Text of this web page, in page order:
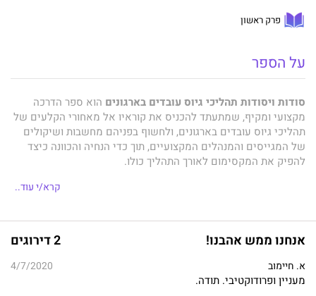
פרק ראשון
על הספר
סודות ויסודות תהליכי גיוס עובדים בארגונים הוא ספר הדרכה
מקצועי ומקיף, שמתעתד להכניס את קוראיו אל מאחורי הקלעים של
תהליכי גיוס עובדים בארגונים, ולחשוף בפניהם מחשבות ושיקולים
של המגייסים והמנהלים המקצועיים, תוך כדי הנחיה והכוונה כיצד
להפיק את המקסימום לאורך התהליך כולו.
ההתבוננות המעמיקה אל תוך ליבת העשייה תעניק לקוראי הספר
מבדקים ומרכזי ההערכה, ועד להתדיינות על הסכם ההעסקה
והשתלבות חלקה בעבודה החדשה.
קרא/י עוד..
אנחנו ממש אהבנו! 2 דירוגים
א. חיימוב 4/7/2020
מעניין ופרודוקטיבי. תודה.